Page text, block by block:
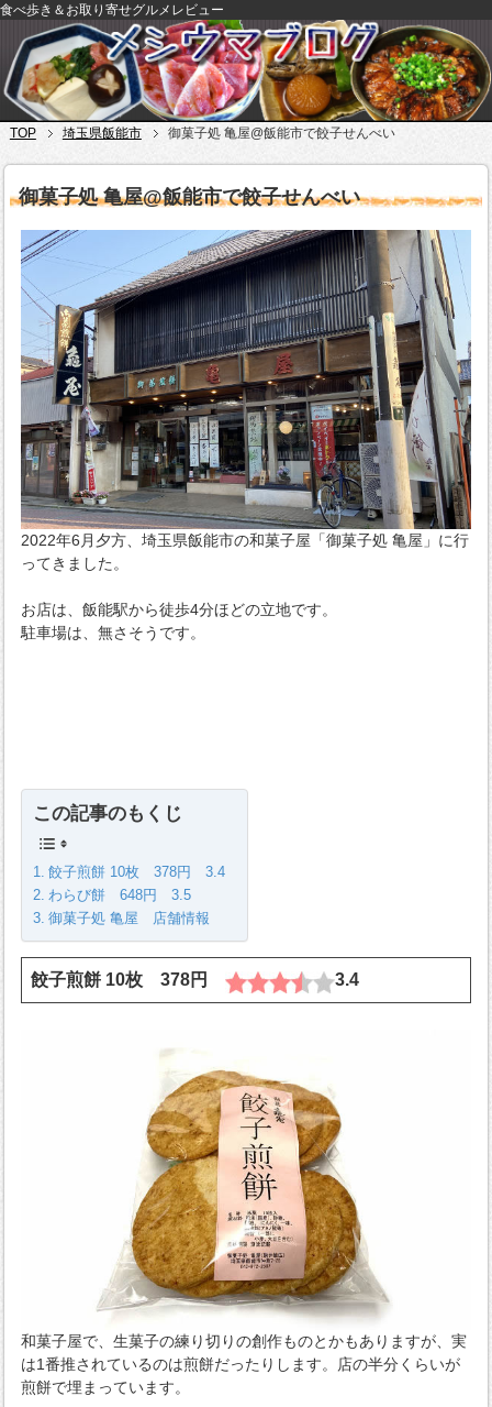
食べ歩き＆お取り寄せグルメレビュー
TOP 埼玉県飯能市 御菓子処 亀屋@飯能市で餃子せんべい
御菓子処 亀屋@飯能市で餃子せんべい
2022年6月夕方、埼玉県飯能市の和菓子屋「御菓子処 亀屋」に行
ってきました。
お店は、飯能駅から徒歩4分ほどの立地です。
駐車場は、無さそうです。
この記事のもくじ
餃子煎餅 10枚 378円 3.4
わらび餅 648円 3.5
御菓子処 亀屋 店舗情報
餃子煎餅 10枚 378円 3.4
和菓子屋で、生菓子の練り切りの創作ものとかもありますが、実
は1番推されているのは煎餅だったりします。店の半分くらいが
煎餅で埋まっています。